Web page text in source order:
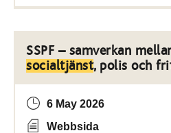
SSPF – samverkan
socialtjänst, polis och
6 May 2026
Webbsida